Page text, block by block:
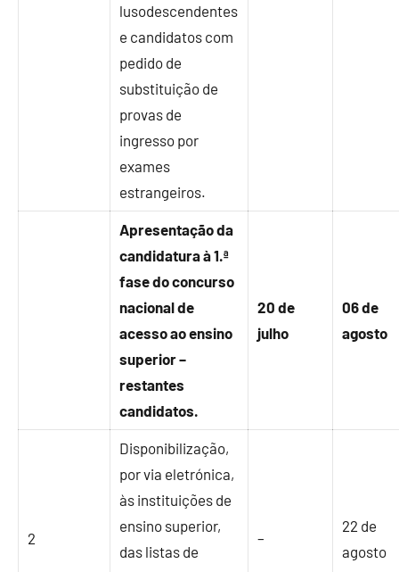
lusodescendentes
e candidatos com
pedido de
substituição de
provas de
ingresso por
exames
estrangeiros.
Apresentação da
candidatura à 1.ª
fase do concurso
nacional de
acesso ao ensino
superior –
restantes
candidatos.
20 de
julho
06 de
agosto
2
Disponibilização,
por via eletrónica,
às instituições de
ensino superior,
das listas de
–
22 de
agosto